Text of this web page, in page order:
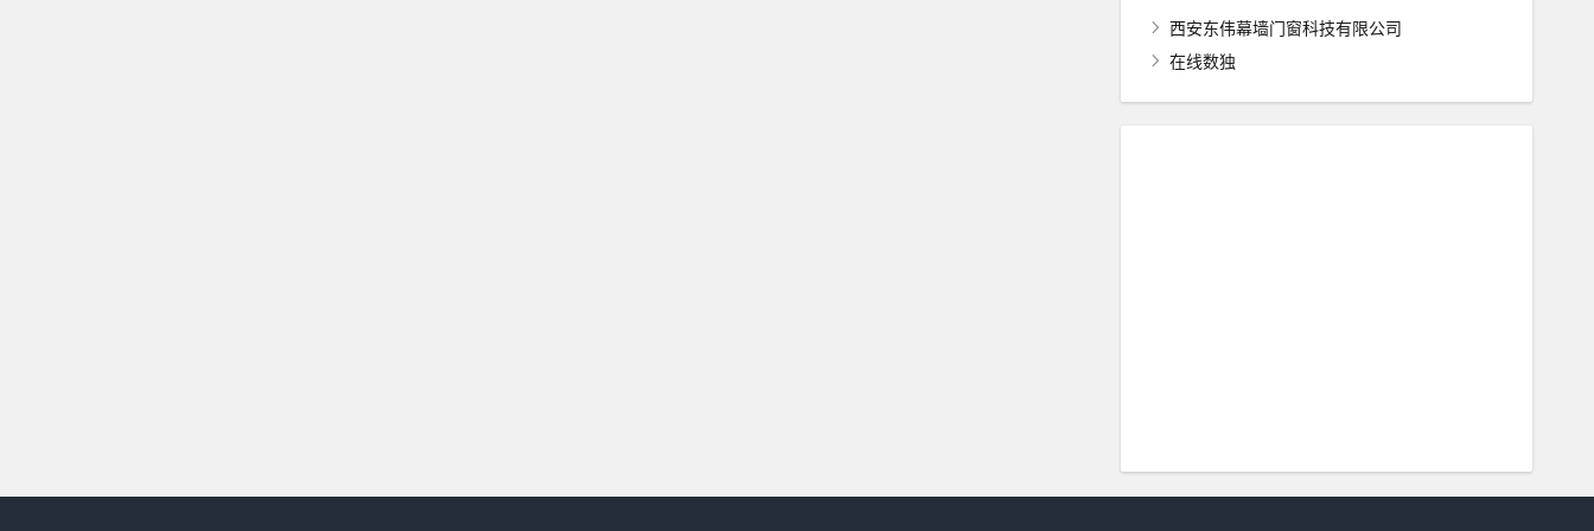
西安东伟幕墙门窗科技有限公司
在线数独